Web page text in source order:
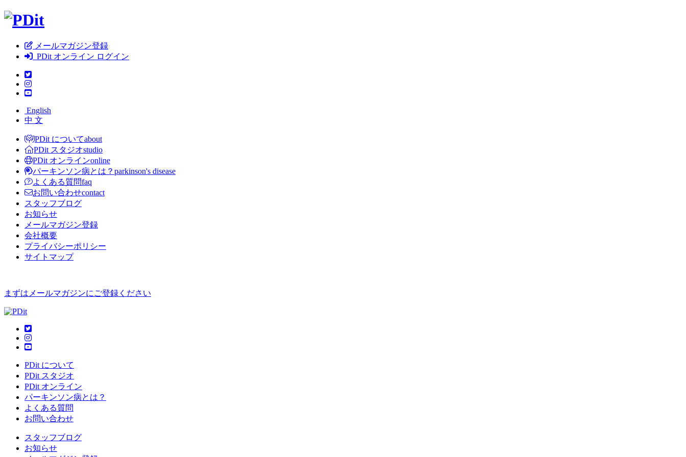
メールマガジン登録
PDit オンライン ログイン
English
中 文
PDit についてabout
PDit スタジオstudio
PDit オンラインonline
パーキンソン病とは？ parkinson's disease
よくある質問faq
お問い合わせcontact
スタッフブログ
お知らせ
メールマガジン登録
会社概要
プライバシーポリシー
サイトマップ
まずはメールマガジンにご登録ください
PDit について
PDit スタジオ
PDit オンライン
パーキンソン病とは？
よくある質問
お問い合わせ
スタッフブログ
お知らせ